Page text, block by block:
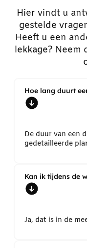
Hier vindt u
gestelde
Heeft u een
lekkage?
Hoe lang duurt
De duur van een
gedetailleerde
Kan ik tijdens de
Ja, dat is in de